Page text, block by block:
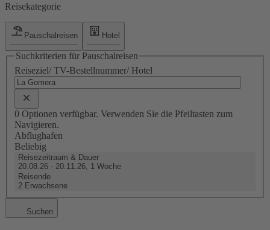
Reisekategorie
Pauschalreisen Hotel
Suchkriterien für Pauschalreisen
Reiseziel/ TV-Bestellnummer/ Hotel
0 Optionen verfügbar. Verwenden Sie die Pfeiltasten zum
Navigieren.
Abflughafen
Beliebig
Reisezeitraum & Dauer
20.08.26 - 20.11.26, 1 Woche
Reisende
2 Erwachsene
Suchen